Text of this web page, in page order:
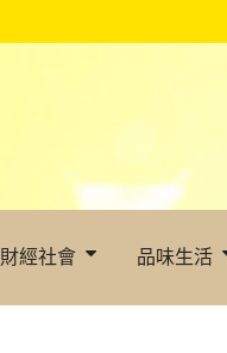
財經社會 品味生活